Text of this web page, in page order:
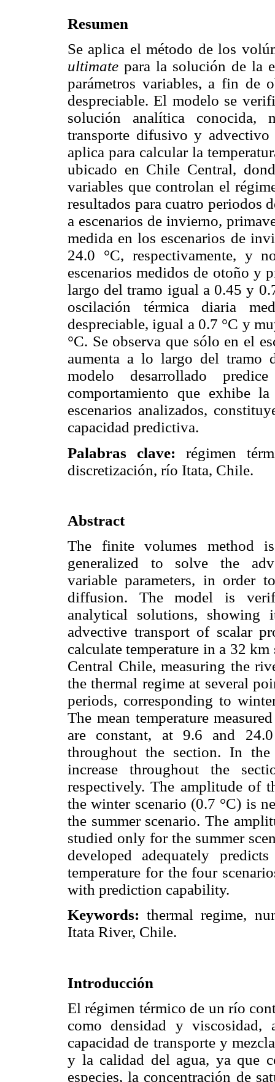
Resumen
Se aplica el método de los
ultimate para la solución de la
parámetros variables, a fin de
despreciable. El modelo se
solución analítica conocida,
transporte difusivo y advectivo
aplica para calcular la
ubicado en Chile Central,
variables que controlan el
resultados para cuatro periodos
a escenarios de invierno,
medida en los escenarios de
24.0 °C, respectivamente, y
escenarios medidos de otoño y
largo del tramo igual a 0.45 y
oscilación térmica diaria
despreciable, igual a 0.7 °C y
°C. Se observa que sólo en el
aumenta a lo largo del tramo
modelo desarrollado
comportamiento que exhibe
escenarios analizados,
capacidad predictiva.
Palabras clave: régimen
discretización, río Itata, Chile.
Abstract
The finite volumes method
generalized to solve the
variable parameters, in order
diffusion. The model is
analytical solutions,
advective transport of scalar
calculate temperature in a 32
Central Chile, measuring the
the thermal regime at several
periods, corresponding to
The mean temperature
are constant, at 9.6 and
throughout the section. In
increase throughout the
respectively. The amplitude of
the winter scenario (0.7 °C) is
the summer scenario. The
studied only for the summer
developed adequately
temperature for the four
with prediction capability.
Keywords: thermal regime,
Itata River, Chile.
Introducción
El régimen térmico de un río
como densidad y
capacidad de transporte y
y la calidad del agua, ya que
especies, la concentración de